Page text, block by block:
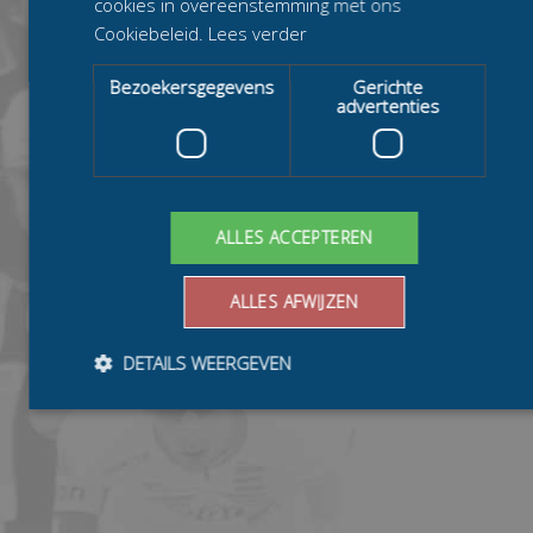
cookies in overeenstemming met ons
Cookiebeleid. Lees verder
Bezoekersgegevens
Gerichte
advertenties
ALLES ACCEPTEREN
ALLES AFWIJZEN
DETAILS WEERGEVEN